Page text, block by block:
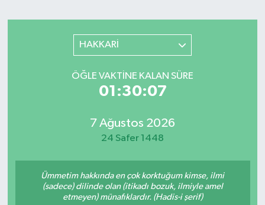
HAKKARİ
ÖĞLE VAKTINE KALAN SÜRE
01:30:07
7 Ağustos 2026
24 Safer 1448
Ümmetim hakkında en çok korktuğum kimse, ilmi
(sadece) dilinde olan (itikadı bozuk, ilmiyle amel
etmeyen) münafıklardır. (Hadis-i şerif)
Sağlık
Teknoloji